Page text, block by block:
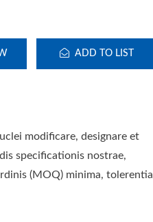
ADD TO LIST
modificare, designare et
specificationis nostrae,
(MOQ) minima, tolerentia